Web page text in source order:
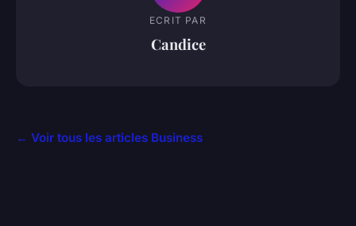
ECRIT PAR
Candice
← Voir tous les articles Business